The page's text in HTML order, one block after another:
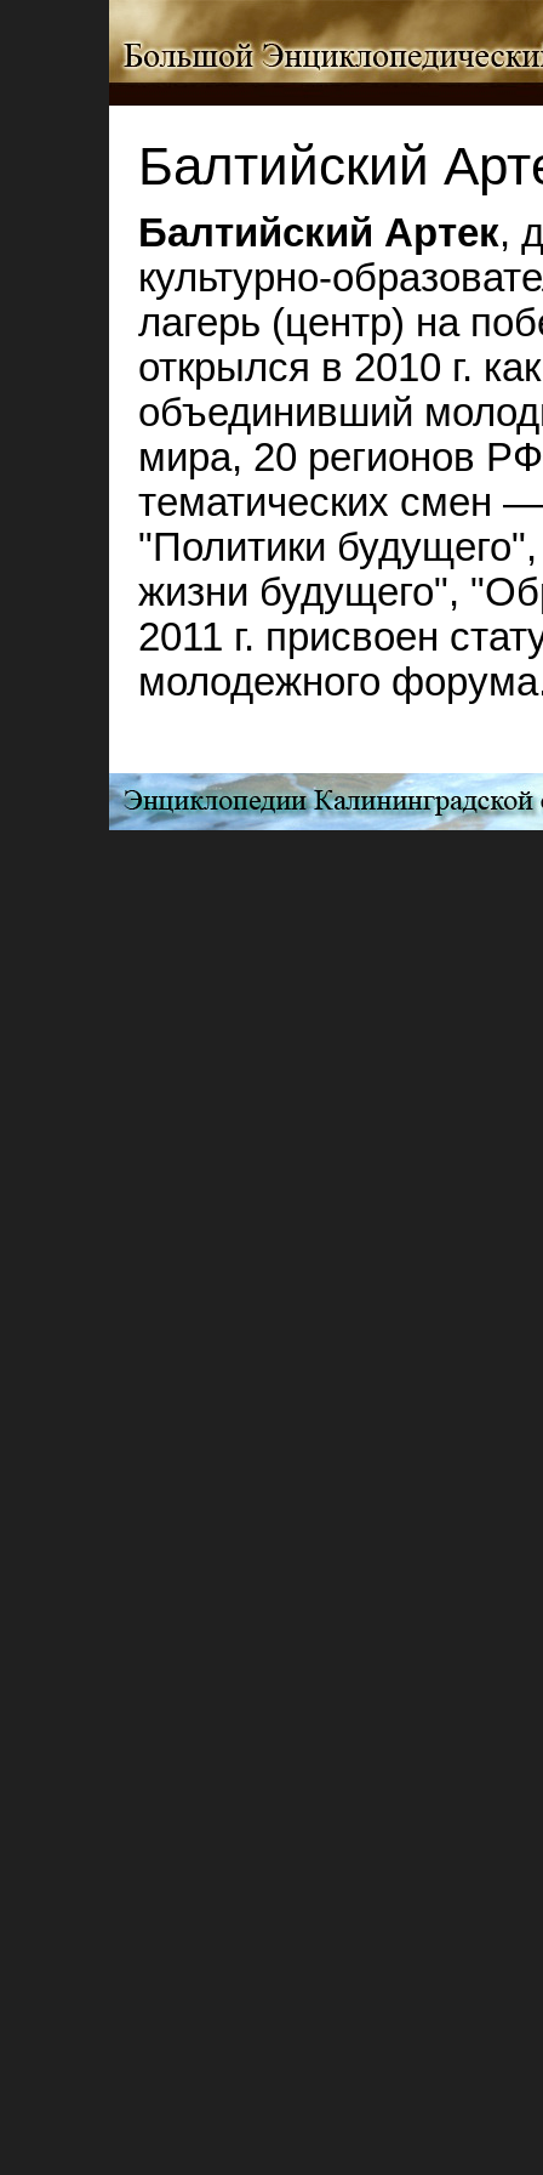
Балтийский
Балтийский Артек,
культурно-
лагерь (центр) на
открылся в 2010 г.
объединивший
мира, 20 регионов
тематических смен
"Политики
жизни будущего",
2011 г. присвоен
молодежного